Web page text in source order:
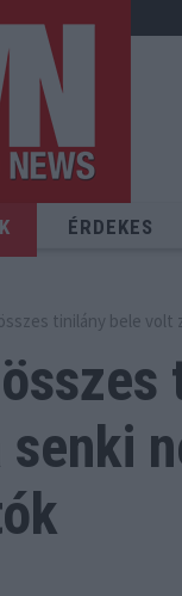
ÉRDEKES
összes tinilány bele
senki